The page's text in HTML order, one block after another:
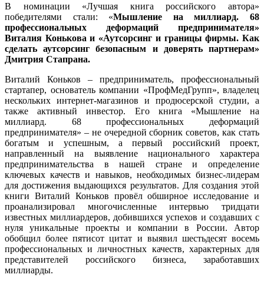
В номинации «Лучшая книга российского автора»
победителями стали: «Мышление на миллиард. 68
профессиональных деформаций предпринимателя»
Виталия Конькова и «Аутсорсинг и границы фирмы. Как
сделать аутсорсинг безопасным и доверять партнерам»
Дмитрия Стапрана.
Виталий Коньков – предприниматель, профессиональный
стартапер, основатель компании «ПрофМедГрупп», владелец
нескольких интернет-магазинов и продюсерской студии, а
также активный инвестор. Его книга «Мышление на
миллиард. 68 профессиональных деформаций
предпринимателя» – не очередной сборник советов, как стать
богатым и успешным, а первый российский проект,
направленный на выявление национального характера
предпринимательства в нашей стране и определение
ключевых качеств и навыков, необходимых бизнес-лидерам
для достижения выдающихся результатов. Для создания этой
книги Виталий Коньков провёл обширное исследование и
проанализировал многочисленные интервью тридцати
известных миллиардеров, добившихся успехов и создавших с
нуля уникальные проекты и компании в России. Автор
обобщил более пятисот цитат и выявил шестьдесят восемь
профессиональных и личностных качеств, характерных для
представителей российского бизнеса, заработавших
миллиарды.